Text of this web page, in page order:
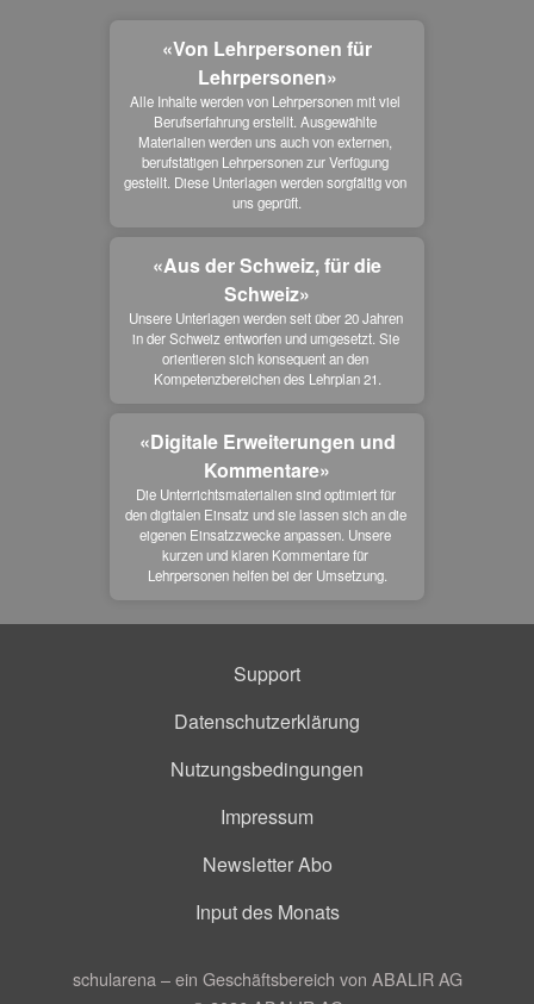
«Von Lehrpersonen für
Lehrpersonen»
Alle Inhalte werden von Lehrpersonen mit viel
Berufserfahrung erstellt. Ausgewählte
Materialien werden uns auch von externen,
berufstätigen Lehrpersonen zur Verfügung
gestellt. Diese Unterlagen werden sorgfältig von
uns geprüft.
«Aus der Schweiz, für die
Schweiz»
Unsere Unterlagen werden seit über 20 Jahren
in der Schweiz entworfen und umgesetzt. Sie
orientieren sich konsequent an den
Kompetenzbereichen des Lehrplan 21.
«Digitale Erweiterungen und
Kommentare»
Die Unterrichtsmaterialien sind optimiert für
den digitalen Einsatz und sie lassen sich an die
eigenen Einsatzzwecke anpassen. Unsere
kurzen und klaren Kommentare für
Lehrpersonen helfen bei der Umsetzung.
Support
Datenschutzerklärung
Nutzungsbedingungen
Impressum
Newsletter Abo
Input des Monats
schularena – ein Geschäftsbereich von ABALIR AG